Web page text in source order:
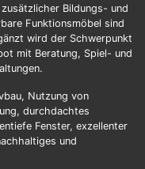
Bildungs- und
Funktionsmöbel sind
wird der Schwerpunkt
mit Beratung, Spiel- und
Nutzung von
durchdachtes
Fenster, exzellenter
und